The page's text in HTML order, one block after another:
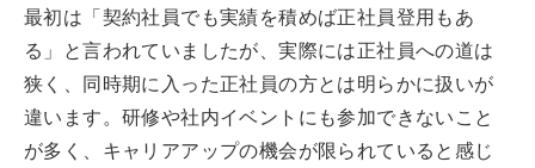
最初は「契約社員でも実績を積めば正社員登用もあ
る」と言われていましたが、実際には正社員への道は
狭く、同時期に入った正社員の方とは明らかに扱いが
違います。研修や社内イベントにも参加できないこと
が多く、キャリアアップの機会が限られていると感じ